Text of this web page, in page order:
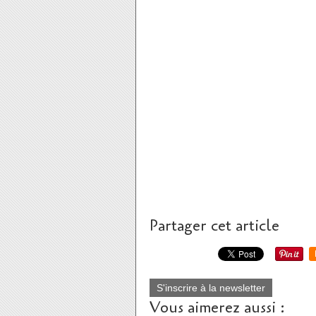
Partager cet article
S'inscrire à la newsletter
Vous aimerez aussi :